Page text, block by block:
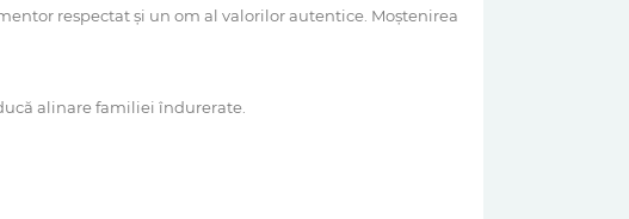
respectat și un om al valorilor autentice. Moștenirea
alinare familiei îndurerate.